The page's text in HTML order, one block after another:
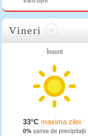
Vineri +
Însorit
33°C maxima zilei
0% șanse de precipitații